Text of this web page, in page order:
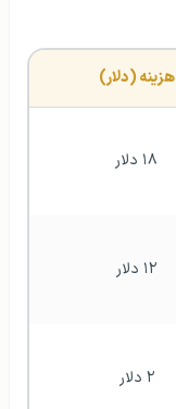
هزینه (دلار)
۱۸ دلار
۱۲ دلار
۲ دلار